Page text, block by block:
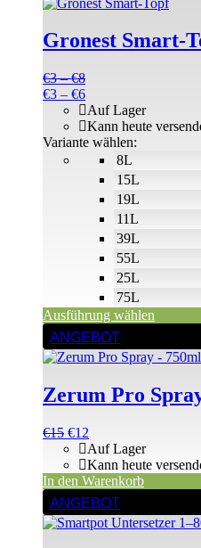
Gronest Smart-
€3 –€8Preisspanne:
€3
bis
€8
€3 – €6Preisspanne:
€3
bis
€6
8L
15L
19L
11L
39L
55L
25L
75L
Auf Lager
Kann heute
Variante wählen:
Ausführung wählen
weist
Varianten
Die
Optionen
können
der
gewählt
ANGEBOT
Zerum Pro
Ursprünglicher
Preis
war:
€15
€15Aktueller
Preis
ist:
€15.
€12
Auf Lager
Kann heute
In den Warenkorb
ANGEBOT
Dieses
Produkt
weist